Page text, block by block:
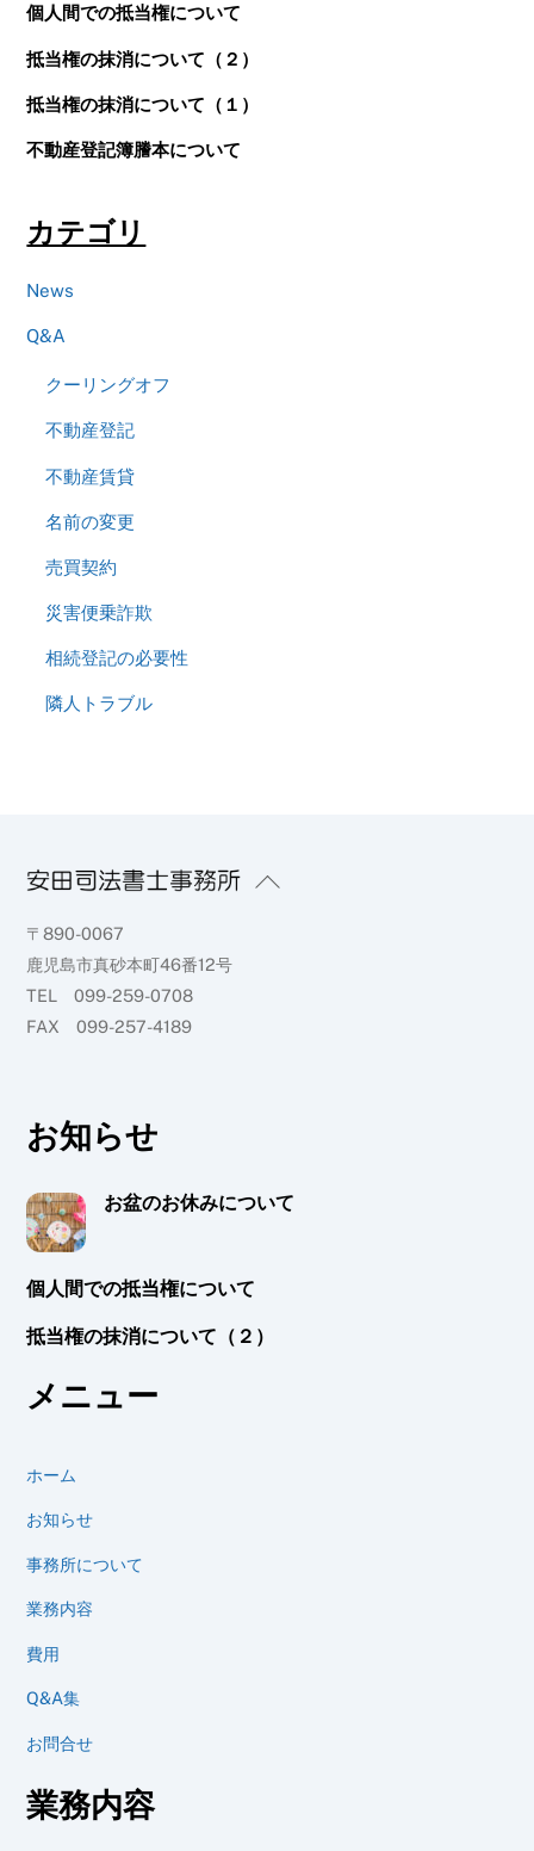
個人間での抵当権について
抵当権の抹消について（２）
抵当権の抹消について（１）
不動産登記簿謄本について
カテゴリ
News
Q&A
クーリングオフ
不動産登記
不動産賃貸
名前の変更
売買契約
災害便乗詐欺
相続登記の必要性
隣人トラブル
Back
〒890-0067
鹿児島市真砂本町46番12号
TEL 099-259-0708
FAX 099-257-4189
お知らせ
お盆のお休みについて
個人間での抵当権について
抵当権の抹消について（２）
メニュー
ホーム
お知らせ
事務所について
業務内容
費用
Q&A集
お問合せ
業務内容